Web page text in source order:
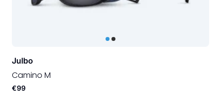
Julbo
Camino M
€99